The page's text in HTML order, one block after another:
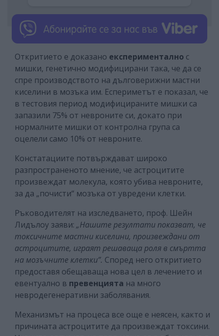
Откритието е доказано експериментално с
мишки, генетично модифицирани така, че да се
спре производството на дълговерижни мастни
киселини в мозъка им. Еспериметът е показал, че
в тестовия период модифицираните мишки са
запазили 75% от невроните си, докато при
нормалните мишки от контролна група са
оцелели само 10% от невроните.
Констатациите потвърждават широко
разпространеното мнение, че астроцитите
произвеждат молекула, която убива невроните,
за да „почисти“ мозъка от увредени клетки.
Ръководителят на изследването, проф. Шейн
Лидълоу заяви: „Нашите резултати показват, че
токсичните мастни киселини, произвеждани от
астроцитите, играят решаваща роля в смъртта
на мозъчните клетки”. Според него откритието
предоставя обещаваща нова цел в лечението и
евентуално в превенцията на много
невродегенеративни заболявания.
Механизмът на процеса все още е неясен, както и
причината астроцитите да произвеждат токсини.